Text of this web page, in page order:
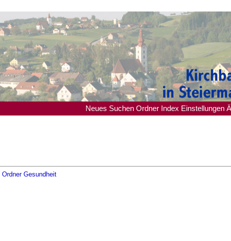
Neues Suchen Ordner Index Einstellungen
Ordner Gesundheit